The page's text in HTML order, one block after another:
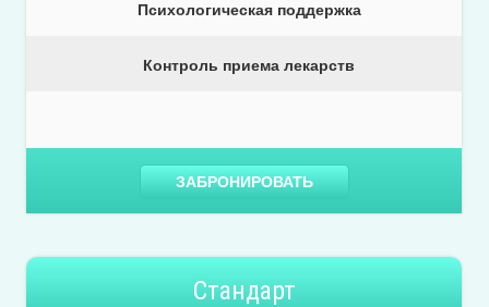
Психологическая поддержка
Контроль приема лекарств
ЗАБРОНИРОВАТЬ
Стандарт